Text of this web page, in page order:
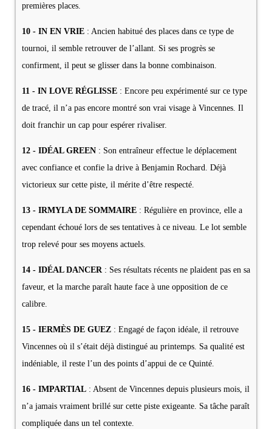
premières places.
10 - IN EN VRIE : Ancien habitué des places dans ce type de
tournoi, il semble retrouver de l’allant. Si ses progrès se
confirment, il peut se glisser dans la bonne combinaison.
11 - IN LOVE RÉGLISSE : Encore peu expérimenté sur ce type
de tracé, il n’a pas encore montré son vrai visage à Vincennes. Il
doit franchir un cap pour espérer rivaliser.
12 - IDÉAL GREEN : Son entraîneur effectue le déplacement
avec confiance et confie la drive à Benjamin Rochard. Déjà
victorieux sur cette piste, il mérite d’être respecté.
13 - IRMYLA DE SOMMAIRE : Régulière en province, elle a
cependant échoué lors de ses tentatives à ce niveau. Le lot semble
trop relevé pour ses moyens actuels.
14 - IDÉAL DANCER: Ses résultats récents ne plaident pas en sa
faveur, et la marche paraît haute face à une opposition de ce
calibre.
15 - IERMÈS DE GUEZ : Engagé de façon idéale, il retrouve
Vincennes où il s’était déjà distingué au printemps. Sa qualité est
indéniable, il reste l’un des points d’appui de ce Quinté.
16 - IMPARTIAL : Absent de Vincennes depuis plusieurs mois, il
n’a jamais vraiment brillé sur cette piste exigeante. Sa tâche paraît
compliquée dans un tel contexte.